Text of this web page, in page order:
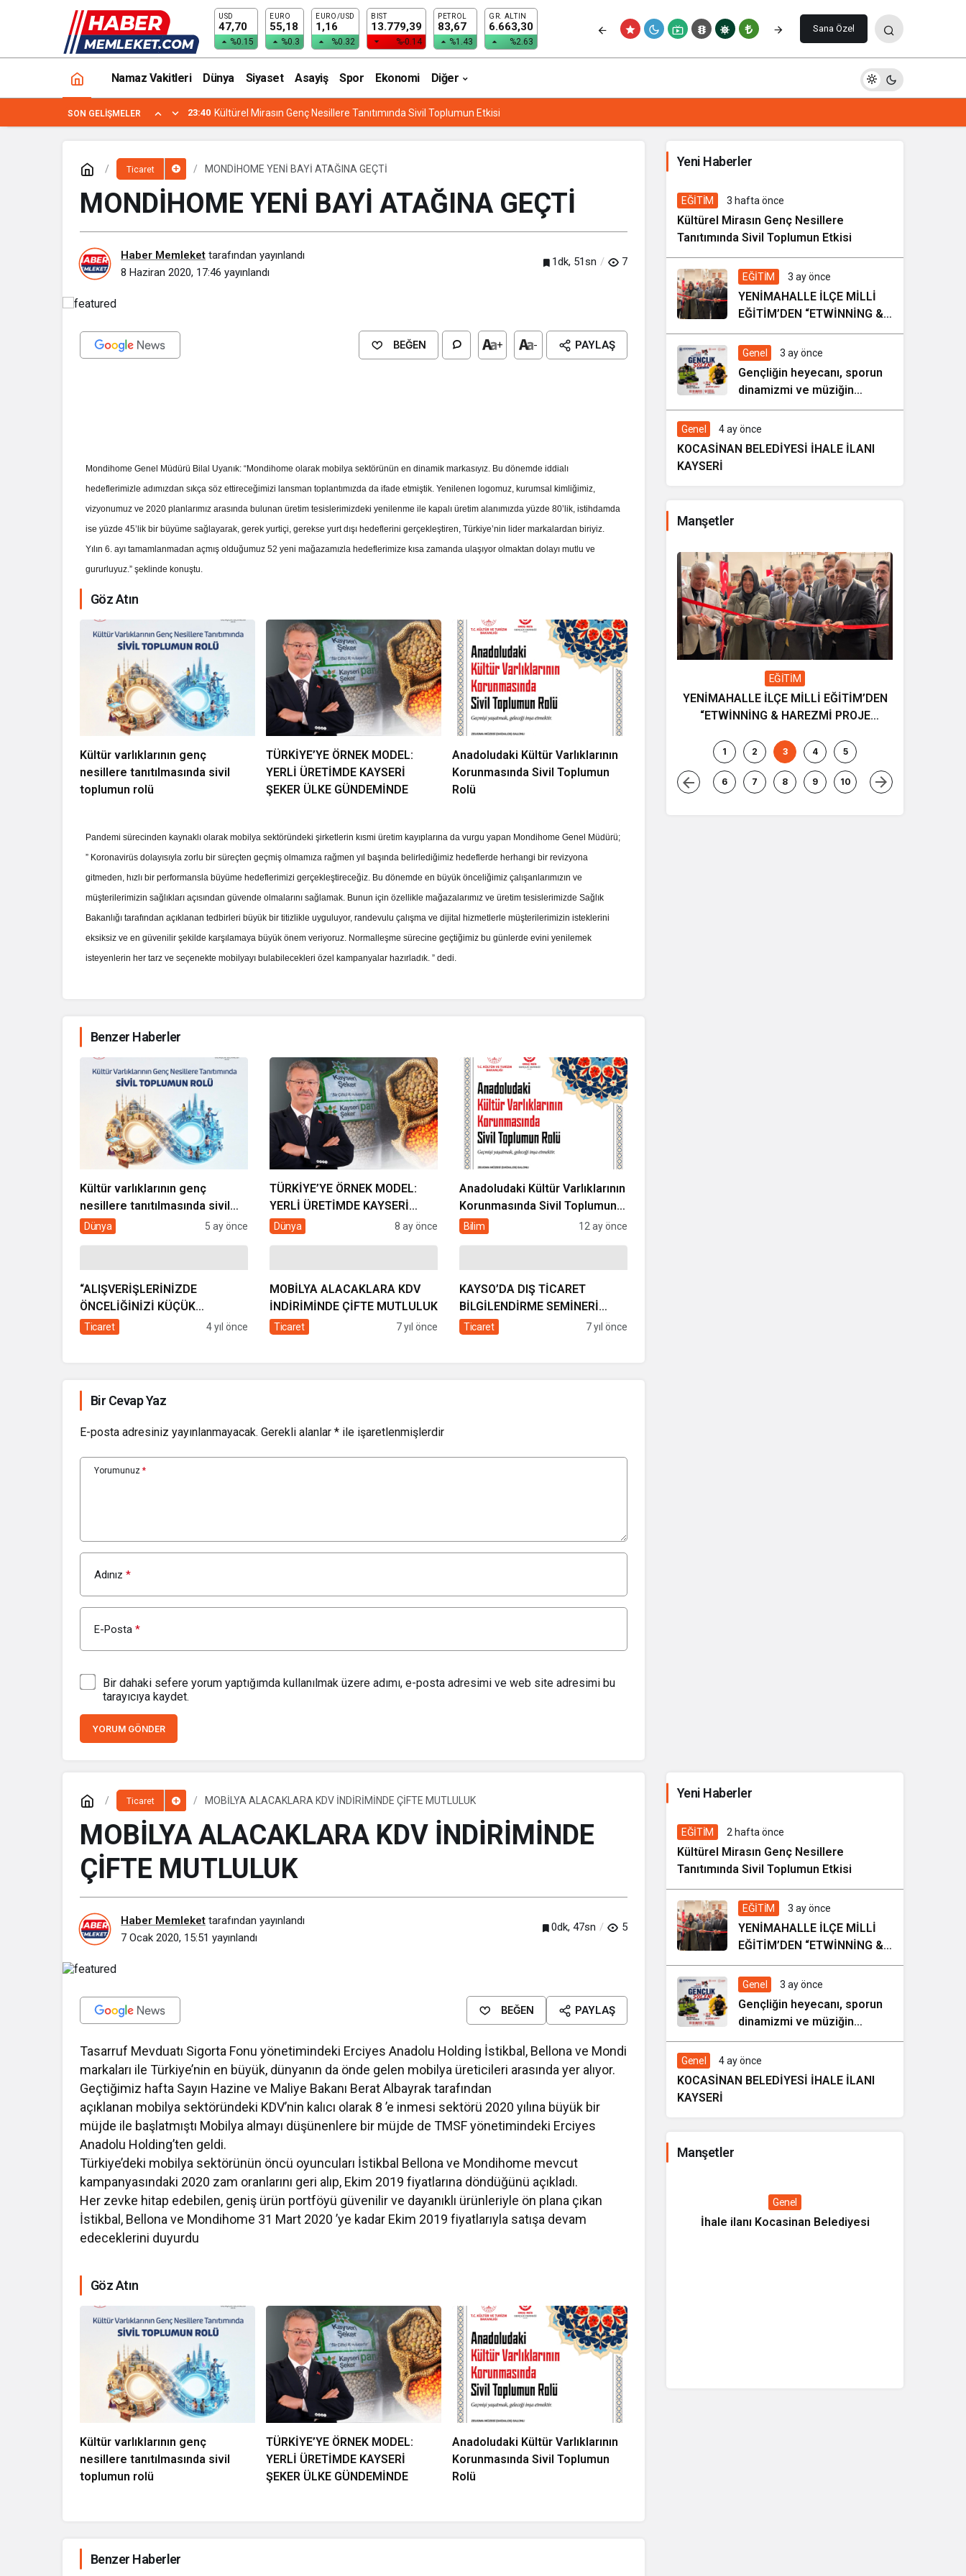
USD
47,70
%0.15
EURO
55,18
%0.3
EURO/USD
1,16
%0.32
BIST
13.779,39
%-0.14
PETROL
83,67
%1.43
GR. ALTIN
6.663,30
%2.63
Sana Özel
Namaz Vakitleri Dünya Siyaset Asayiş Spor Ekonomi Diğer
SON GELIŞMELER 19:24 YENİMAHALLE İLÇE MİLLİ EĞİTİM’DEN “ETWİNNİNG & HAREZMİ PROJE ŞENLİĞİ”
Ticaret MONDİHOME YENİ BAYİ ATAĞINA GEÇTİ
MONDİHOME YENİ BAYİ ATAĞINA GEÇTİ
Haber Memleket tarafından yayınlandı
8 Haziran 2020, 17:46 yayınlandı
1dk, 51sn 7
BEĞEN + - PAYLAŞ
Mondihome Genel Müdürü Bilal Uyanık: “Mondihome olarak mobilya sektörünün en dinamik markasıyız. Bu dönemde iddialı
hedeflerimizle adımızdan sıkça söz ettireceğimizi lansman toplantımızda da ifade etmiştik. Yenilenen logomuz, kurumsal kimliğimiz,
vizyonumuz ve 2020 planlarımız arasında bulunan üretim tesislerimizdeki yenilenme ile kapalı üretim alanımızda yüzde 80’lik, istihdamda
ise yüzde 45’lik bir büyüme sağlayarak, gerek yurtiçi, gerekse yurt dışı hedeflerini gerçekleştiren, Türkiye’nin lider markalardan biriyiz.
Yılın 6. ayı tamamlanmadan açmış olduğumuz 52 yeni mağazamızla hedeflerimize kısa zamanda ulaşıyor olmaktan dolayı mutlu ve
gururluyuz.” şeklinde konuştu.
Göz Atın
Kültür varlıklarının genç
nesillere tanıtılmasında sivil
toplumun rolü
TÜRKİYE’YE ÖRNEK MODEL:
YERLİ ÜRETİMDE KAYSERİ
ŞEKER ÜLKE GÜNDEMİNDE
Anadoludaki Kültür Varlıklarının
Korunmasında Sivil Toplumun
Rolü
Pandemi sürecinden kaynaklı olarak mobilya sektöründeki şirketlerin kısmi üretim kayıplarına da vurgu yapan Mondihome Genel Müdürü;
” Koronavirüs dolayısıyla zorlu bir süreçten geçmiş olmamıza rağmen yıl başında belirlediğimiz hedeflerde herhangi bir revizyona
gitmeden, hızlı bir performansla büyüme hedeflerimizi gerçekleştireceğiz. Bu dönemde en büyük önceliğimiz çalışanlarımızın ve
müşterilerimizin sağlıkları açısından güvende olmalarını sağlamak. Bunun için özellikle mağazalarımız ve üretim tesislerimizde Sağlık
Bakanlığı tarafından açıklanan tedbirleri büyük bir titizlikle uyguluyor, randevulu çalışma ve dijital hizmetlerle müşterilerimizin isteklerini
eksiksiz ve en güvenilir şekilde karşılamaya büyük önem veriyoruz. Normalleşme sürecine geçtiğimiz bu günlerde evini yenilemek
isteyenlerin her tarz ve seçenekte mobilyayı bulabilecekleri özel kampanyalar hazırladık. ” dedi.
Benzer Haberler
Kültür varlıklarının genç
nesillere tanıtılmasında sivil
toplumun rolü
Dünya 5 ay önce
TÜRKİYE’YE ÖRNEK MODEL:
YERLİ ÜRETİMDE KAYSERİ
ŞEKER ÜLKE GÜNDEMİNDE
Dünya 8 ay önce
Anadoludaki Kültür Varlıklarının
Korunmasında Sivil Toplumun
Rolü
Bilim 12 ay önce
“ALIŞVERİŞLERİNİZDE
ÖNCELİĞİNİZİ KÜÇÜK
ESNAFTAN YANA KULLANIN”
Ticaret 4 yıl önce
MOBİLYA ALACAKLARA KDV
İNDİRİMİNDE ÇİFTE MUTLULUK
Ticaret 7 yıl önce
KAYSO’DA DIŞ TİCARET
BİLGİLENDİRME SEMİNERİ
DÜZENLENDİ
Ticaret 7 yıl önce
Bir Cevap Yaz
E-posta adresiniz yayınlanmayacak. Gerekli alanlar * ile işaretlenmişlerdir
Yorumunuz *
Adınız *
E-Posta *
Bir dahaki sefere yorum yaptığımda kullanılmak üzere adımı, e-posta adresimi ve web site adresimi bu
tarayıcıya kaydet.
YORUM GÖNDER
Yeni Haberler
6 gün önce
EĞİTİM 3 hafta önce
Kültürel Mirasın Genç Nesillere
Tanıtımında Sivil Toplumun Etkisi
EĞİTİM 3 ay önce
YENİMAHALLE İLÇE MİLLİ
EĞİTİM’DEN “ETWİNNİNG &
HAREZMİ PROJE ŞENLİĞİ”
Genel 3 ay önce
Gençliğin heyecanı, sporun
dinamizmi ve müziğin
coşkusu Kocasinan’da bir
araya geliyor!
Genel 4 ay önce
KOCASİNAN BELEDİYESİ İHALE İLANI
KAYSERİ
Manşetler
EĞİTİM
YENİMAHALLE İLÇE MİLLİ EĞİTİM’DEN
“ETWİNNİNG & HAREZMİ PROJE
1 2 3 4 5
6 7 8 9 10
Ticaret MOBİLYA ALACAKLARA KDV İNDİRİMİNDE ÇİFTE MUTLULUK
MOBİLYA ALACAKLARA KDV İNDİRİMİNDE
ÇİFTE MUTLULUK
Haber Memleket tarafından yayınlandı
7 Ocak 2020, 15:51 yayınlandı
0dk, 47sn 5
BEĞEN PAYLAŞ
Tasarruf Mevduatı Sigorta Fonu yönetimindeki Erciyes Anadolu Holding İstikbal, Bellona ve Mondi
markaları ile Türkiye’nin en büyük, dünyanın da önde gelen mobilya üreticileri arasında yer alıyor.
Geçtiğimiz hafta Sayın Hazine ve Maliye Bakanı Berat Albayrak tarafından
açıklanan mobilya sektöründeki KDV’nin kalıcı olarak 8 ’e inmesi sektörü 2020 yılına büyük bir
müjde ile başlatmıştı Mobilya almayı düşünenlere bir müjde de TMSF yönetimindeki Erciyes
Anadolu Holding’ten geldi.
Türkiye’deki mobilya sektörünün öncü oyuncuları İstikbal Bellona ve Mondihome mevcut
kampanyasındaki 2020 zam oranlarını geri alıp, Ekim 2019 fiyatlarına döndüğünü açıkladı.
Her zevke hitap edebilen, geniş ürün portföyü güvenilir ve dayanıklı ürünleriyle ön plana çıkan
İstikbal, Bellona ve Mondihome 31 Mart 2020 ’ye kadar Ekim 2019 fiyatlarıyla satışa devam
edeceklerini duyurdu
Göz Atın
Kültür varlıklarının genç
nesillere tanıtılmasında sivil
toplumun rolü
TÜRKİYE’YE ÖRNEK MODEL:
YERLİ ÜRETİMDE KAYSERİ
ŞEKER ÜLKE GÜNDEMİNDE
Anadoludaki Kültür Varlıklarının
Korunmasında Sivil Toplumun
Rolü
MOBİLYA ALACAKLARA KDV İNDİRİMİNDE ÇİFTE MUTLULUK Yorum Yap Paylaş
Benzer Haberler
Yeni Haberler
5 gün önce
EĞİTİM 2 hafta önce
Kültürel Mirasın Genç Nesillere
Tanıtımında Sivil Toplumun Etkisi
EĞİTİM 3 ay önce
YENİMAHALLE İLÇE MİLLİ
EĞİTİM’DEN “ETWİNNİNG &
HAREZMİ PROJE ŞENLİĞİ”
Genel 3 ay önce
Gençliğin heyecanı, sporun
dinamizmi ve müziğin
coşkusu Kocasinan’da bir
araya geliyor!
Genel 4 ay önce
KOCASİNAN BELEDİYESİ İHALE İLANI
KAYSERİ
Manşetler
Genel
İhale ilanı Kocasinan Belediyesi